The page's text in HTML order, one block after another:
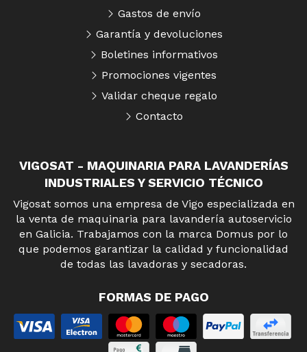
VIGOSAT - MAQUINARIA PARA LAVANDERÍAS
INDUSTRIALES Y SERVICIO TÉCNICO
Vigosat somos una empresa de Vigo especializada en
la venta de maquinaria para lavandería autoservicio
en Galicia. Trabajamos con la marca Domus por lo
que podemos garantizar la calidad y funcionalidad
de todas las lavadoras y secadoras.
FORMAS DE PAGO
Gastos de envío
Garantía y devoluciones
Boletines informativos
Promociones vigentes
Validar cheque regalo
Contacto